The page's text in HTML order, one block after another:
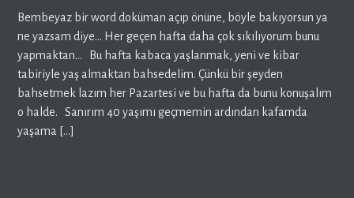
Bembeyaz bir word doküman açıp önüne, böyle bakıyorsun ya
ne yazsam diye… Her geçen hafta daha çok sıkılıyorum bunu
yapmaktan… Bu hafta kabaca yaşlanmak, yeni ve kibar
tabiriyle yaş almaktan bahsedelim. Çünkü bir şeyden
bahsetmek lazım her Pazartesi ve bu hafta da bunu konuşalım
o halde. Sanırım 40 yaşımı geçmemin ardından kafamda
yaşama […]